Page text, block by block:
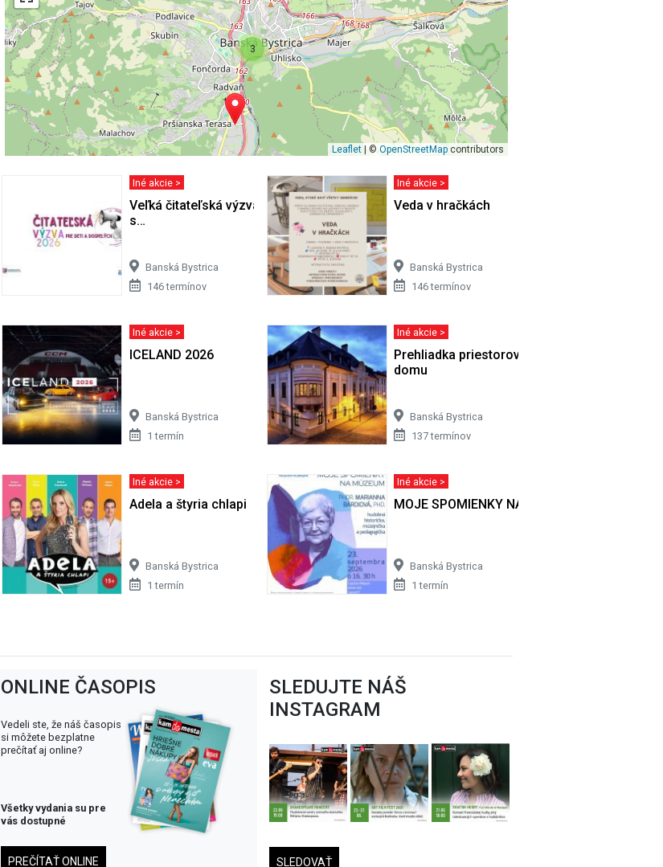
3
Leaflet | ©OpenStreetMap contributors
Iné akcie >
Veľká čitateľská výzva 2026: Prečítajte
s…
Banská Bystrica
146 termínov
Iné akcie >
Veda v hračkách
Banská Bystrica
146 termínov
Iné akcie >
ICELAND 2026
Banská Bystrica
1 termín
Iné akcie >
Prehliadka priestorov bývalého Župného
domu
Banská Bystrica
137 termínov
Iné akcie >
Adela a štyria chlapi
Banská Bystrica
1 termín
Iné akcie >
MOJE SPOMIENKY NA MÚZEUM
Banská Bystrica
1 termín
ONLINE ČASOPIS
Vedeli ste, že náš časopis
si môžete bezplatne
prečítať aj online?
Všetky vydania su pre
vás dostupné
PREČÍTAŤ ONLINE
SLEDUJTE NÁŠ
INSTAGRAM
SLEDOVAŤ